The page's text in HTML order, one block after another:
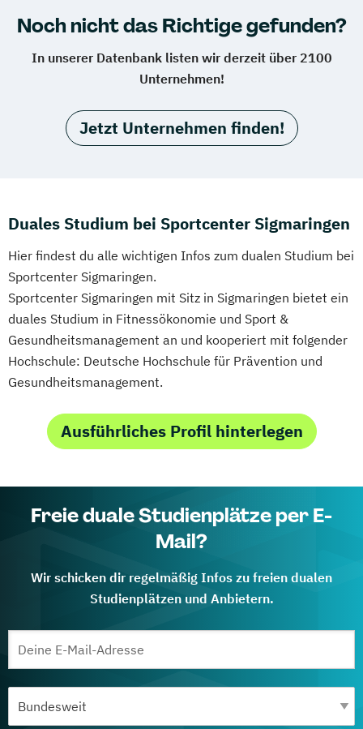
Noch nicht das Richtige gefunden?
In unserer Datenbank listen wir derzeit über 2100
Unternehmen!
Jetzt Unternehmen finden!
Duales Studium bei Sportcenter Sigmaringen
Hier findest du alle wichtigen Infos zum dualen Studium bei
Sportcenter Sigmaringen.
Sportcenter Sigmaringen mit Sitz in Sigmaringen bietet ein
duales Studium in Fitnessökonomie und Sport &
Gesundheitsmanagement an und kooperiert mit folgender
Hochschule: Deutsche Hochschule für Prävention und
Gesundheitsmanagement.
Ausführliches Profil hinterlegen
Freie duale Studienplätze per E-
Mail?
Wir schicken dir regelmäßig Infos zu freien dualen
Studienplätzen und Anbietern.